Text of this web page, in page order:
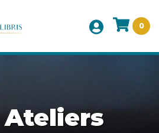
0
Ateliers